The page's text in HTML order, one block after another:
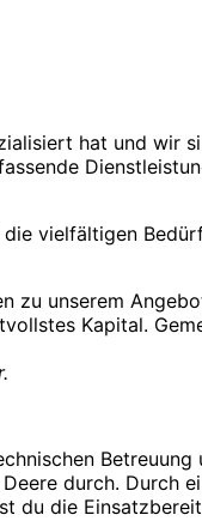
hat und wir
vielfältigen
unserem
Kapital.
durch. Durch
die